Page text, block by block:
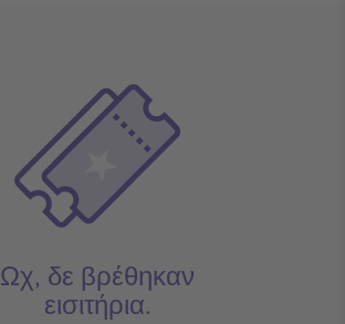
Ωχ, δε βρέθηκαν
εισιτήρια.